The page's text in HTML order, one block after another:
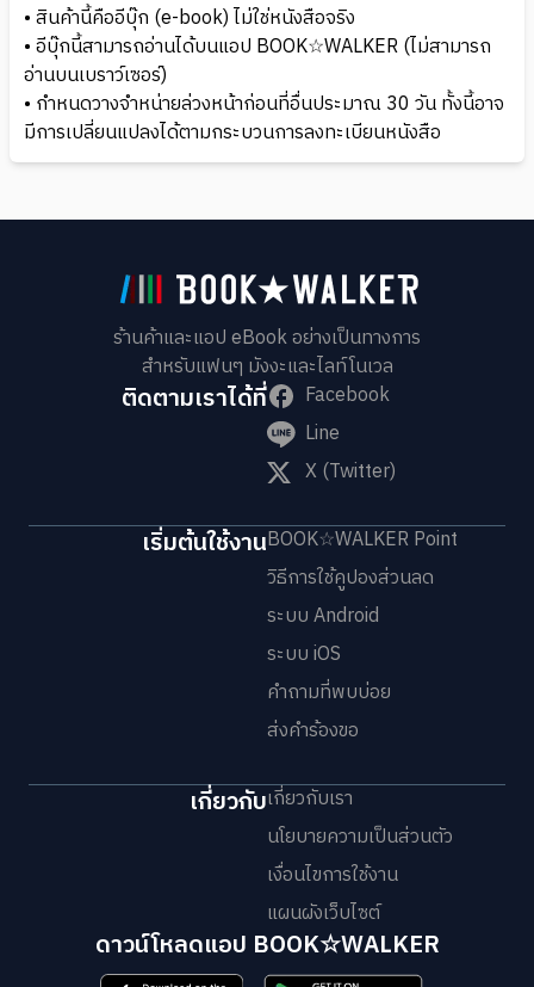
• สินค้านี้คืออีบุ๊ก (e-book) ไม่ใช่หนังสือจริง
• อีบุ๊กนี้สามารถอ่านได้บนแอป BOOK☆WALKER (ไม่สามารถ
อ่านบนเบราว์เซอร์)
• กำหนดวางจำหน่ายล่วงหน้าก่อนที่อื่นประมาณ 30 วัน ทั้งนี้อาจ
มีการเปลี่ยนแปลงได้ตามกระบวนการลงทะเบียนหนังสือ
ร้านค้าและแอป eBook อย่างเป็นทางการ
สำหรับแฟนๆ มังงะและไลท์โนเวล
ติดตามเราได้ที่
Facebook
Line
X (Twitter)
เริ่มต้นใช้งานBOOK☆WALKER Point
วิธีการใช้คูปองส่วนลด
ระบบ Android
ระบบ iOS
คำถามที่พบบ่อย
ส่งคำร้องขอ
เกี่ยวกับเกี่ยวกับเรา
นโยบายความเป็นส่วนตัว
เงื่อนไขการใช้งาน
แผนผังเว็บไซต์
ดาวน์โหลดแอป BOOK☆WALKER